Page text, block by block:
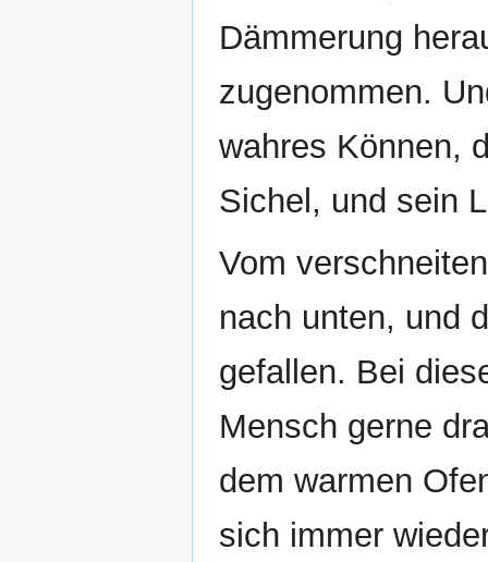
Dämmerung
zugenommen.
wahres Können,
Sichel, und sein
Vom
nach unten, und
gefallen. Bei
Mensch gerne
dem warmen
sich immer